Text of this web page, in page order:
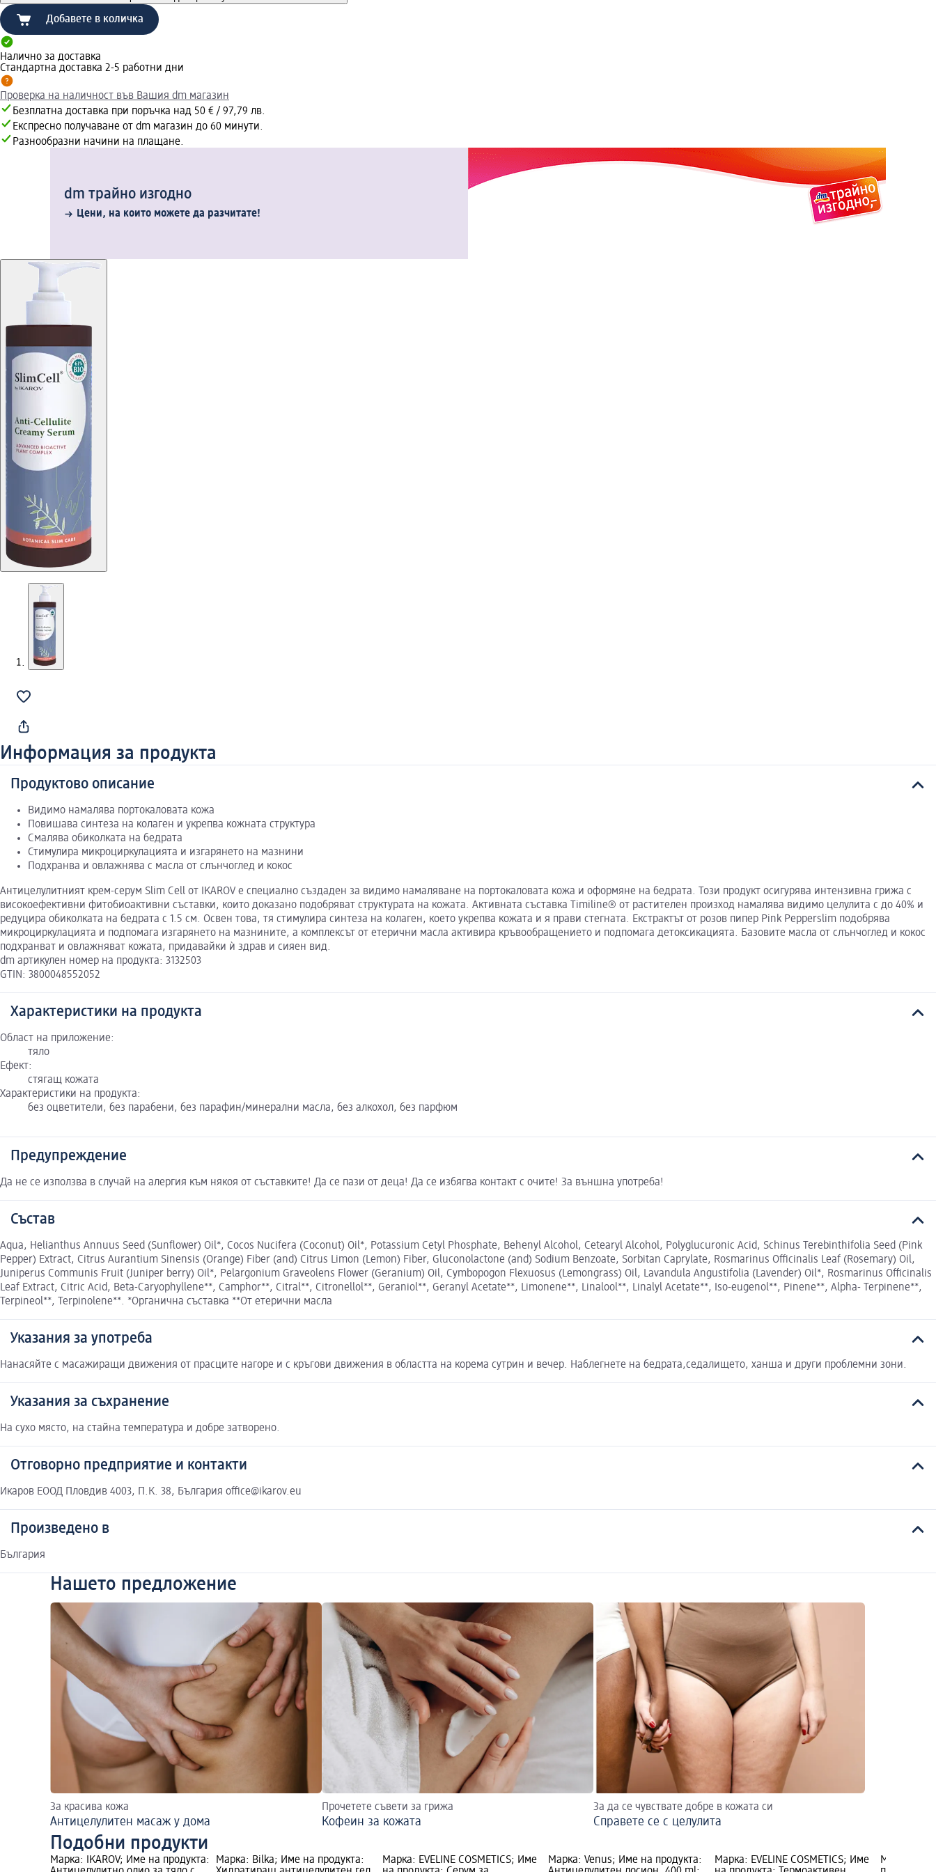
Добавете в количка
Налично за доставка
Стандартна доставка 2-5 работни дни
Проверка на наличност във Вашия dm магазин
Безплатна доставка при поръчка над 50 € / 97,79 лв.
Експресно получаване от dm магазин до 60 минути.
Разнообразни начини на плащане.
dm трайно изгодно
Цени, на които можете да разчитате!
Информация за продукта
Продуктово описание
Видимо намалява портокаловата кожа
Повишава синтеза на колаген и укрепва кожната структура
Смалява обиколката на бедрата
Стимулира микроциркулацията и изгарянето на мазнини
Подхранва и овлажнява с масла от слънчоглед и кокос
Антицелулитният крем-серум Slim Cell от IKAROV е специално създаден за видимо намаляване на портокаловата кожа и оформяне на бедрата. Този продукт осигурява интензивна грижа с
високоефективни фитобиоактивни съставки, които доказано подобряват структурата на кожата. Активната съставка Timiline® от растителен произход намалява видимо целулита с до 40% и
редуцира обиколката на бедрата с 1.5 см. Освен това, тя стимулира синтеза на колаген, което укрепва кожата и я прави стегната. Екстрактът от розов пипер Pink Pepperslim подобрява
микроциркулацията и подпомага изгарянето на мазнините, а комплексът от етерични масла активира кръвообращението и подпомага детоксикацията. Базовите масла от слънчоглед и кокос
подхранват и овлажняват кожата, придавайки ѝ здрав и сияен вид.
dm артикулен номер на продукта: 3132503
GTIN: 3800048552052
Характеристики на продукта
Област на приложение:
тяло
Ефект:
стягащ кожата
Характеристики на продукта:
без оцветители, без парабени, без парафин/минерални масла, без алкохол, без парфюм
Предупреждение
Да не се използва в случай на алергия към някоя от съставките! Да се пази от деца! Да се избягва контакт с очите! За външна употреба!
Състав
Aqua, Helianthus Annuus Seed (Sunflower) Oil*, Cocos Nucifera (Coconut) Oil*, Potassium Cetyl Phosphate, Behenyl Alcohol, Cetearyl Alcohol, Polyglucuronic Acid, Schinus Terebinthifolia Seed (Pink
Pepper) Extract, Citrus Aurantium Sinensis (Orange) Fiber (and) Citrus Limon (Lemon) Fiber, Gluconolactone (and) Sodium Benzoate, Sorbitan Caprylate, Rosmarinus Officinalis Leaf (Rosemary) Oil,
Juniperus Communis Fruit (Juniper berry) Oil*, Pelargonium Graveolens Flower (Geranium) Oil, Cymbopogon Flexuosus (Lemongrass) Oil, Lavandula Аngustifolia (Lavender) Оil*, Rosmarinus Officinalis
Leaf Extract, Citric Acid, Beta-Caryophyllene**, Camphor**, Citral**, Citronellol**, Geraniol**, Geranyl Acetate**, Limonene**, Linalool**, Linalyl Acetate**, Iso-eugenol**, Pinene**, Alpha- Terpinene**,
Terpineol**, Terpinolene**. *Органична съставка **От етерични масла
Указания за употреба
Нанасяйте с масажиращи движения от прасците нагоре и с кръгови движения в областта на корема сутрин и вечер. Наблегнете на бедрата,седалището, ханша и други проблемни зони.
Указания за съхранение
На сухо място, на стайна температура и добре затворено.
Отговорно предприятие и контакти
Икаров ЕООД Пловдив 4003, П.К. 38, България office@ikarov.eu
Произведено в
България
Нашето предложение
За красива кожа
Антицелулитен масаж у дома
Прочетете съвети за грижа
Кофеин за кожата
За да се чувствате добре в кожата си
Справете се с целулита
Подобни продукти
Марка: IKAROV; Име на продукта:
Марка: Bilka; Име на продукта:
Марка: EVELINE COSMETICS; Име
Марка: Venus; Име на продукта:
Марка: EVELINE COSMETICS; Име
Марка: